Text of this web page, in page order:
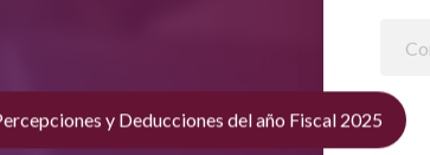
y Deducciones del año Fiscal 2025